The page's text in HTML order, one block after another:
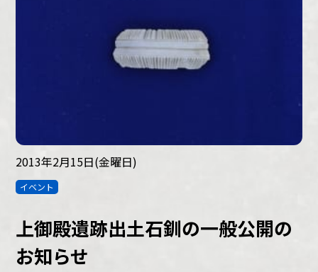
2013年2月15日(金曜日)
イベント
上御殿遺跡出土石釧の一般公開の
お知らせ